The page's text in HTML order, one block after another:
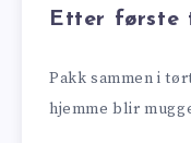
Etter første
Pakk sammen i
hjemme blir